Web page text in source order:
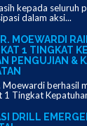
kepada seluruh
dalam aksi...
MOEWARDI
1 TINGKAT
PENGUJIAN &
Moewardi berhasil
1 Tingkat
DRILL